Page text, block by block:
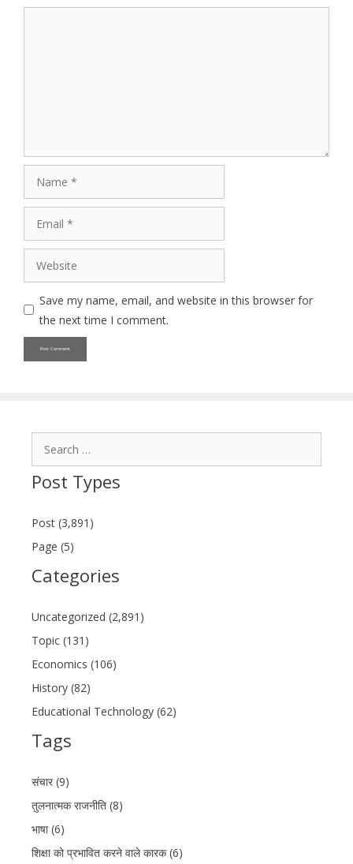
Website
Save my name, email, and website in this browser for
the next time I comment.
Post Types
Post (3,891)
Page (5)
Categories
Uncategorized (2,891)
Topic (131)
Economics (106)
History (82)
Educational Technology (62)
Tags
संचार (9)
तुलनात्मक राजनीति (8)
भाषा (6)
शिक्षा को प्रभावित करने वाले कारक (6)